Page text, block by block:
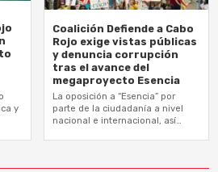
y
Coalición Defiende a Cabo
Rojo exige vistas públicas
y denuncia corrupción
tras el avance del
megaproyecto Esencia
La oposición a “Esencia” por
parte de la ciudadanía a nivel
nacional e internacional, así